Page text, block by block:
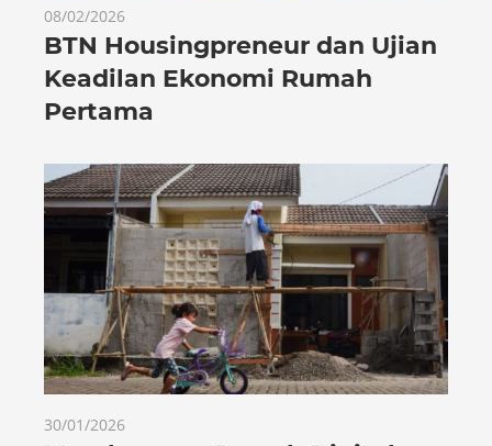
08/02/2026
BTN Housingpreneur dan Ujian
Keadilan Ekonomi Rumah
Pertama
30/01/2026